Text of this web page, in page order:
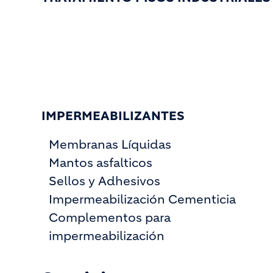
IMPERMEABILIZANTES
Membranas Líquidas
Mantos asfalticos
Sellos y Adhesivos
Impermeabilización Cementicia
Complementos para
impermeabilización